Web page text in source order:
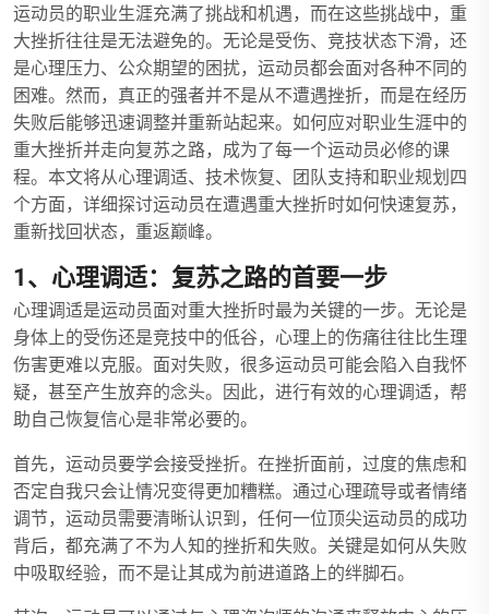
运动员的职业生涯充满了挑战和机遇，而在这些挑战中，重
大挫折往往是无法避免的。无论是受伤、竞技状态下滑，还
是心理压力、公众期望的困扰，运动员都会面对各种不同的
困难。然而，真正的强者并不是从不遭遇挫折，而是在经历
失败后能够迅速调整并重新站起来。如何应对职业生涯中的
重大挫折并走向复苏之路，成为了每一个运动员必修的课
程。本文将从心理调适、技术恢复、团队支持和职业规划四
个方面，详细探讨运动员在遭遇重大挫折时如何快速复苏，
重新找回状态，重返巅峰。
1、心理调适：复苏之路的首要一步
心理调适是运动员面对重大挫折时最为关键的一步。无论是
身体上的受伤还是竞技中的低谷，心理上的伤痛往往比生理
伤害更难以克服。面对失败，很多运动员可能会陷入自我怀
疑，甚至产生放弃的念头。因此，进行有效的心理调适，帮
助自己恢复信心是非常必要的。
首先，运动员要学会接受挫折。在挫折面前，过度的焦虑和
否定自我只会让情况变得更加糟糕。通过心理疏导或者情绪
调节，运动员需要清晰认识到，任何一位顶尖运动员的成功
背后，都充满了不为人知的挫折和失败。关键是如何从失败
中吸取经验，而不是让其成为前进道路上的绊脚石。